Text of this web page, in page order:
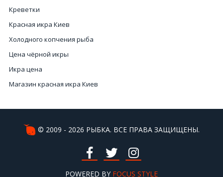
Креветки
Красная икра Киев
Холодного копчения рыба
Цена чёрной икры
Икра цена
Магазин красная икра Киев
Купить икру черную в Киеве
Купить черную икру цена
Мясо гребешка цена
© 2009 - 2026 РЫБКА. ВСЕ ПРАВА ЗАЩИЩЕНЫ.
POWERED BY FOCUS STYLE